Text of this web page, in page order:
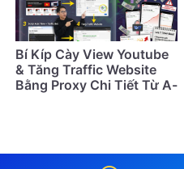
Bí Kíp Cày View Youtube
& Tăng Traffic Website
Bằng Proxy Chi Tiết Từ A-